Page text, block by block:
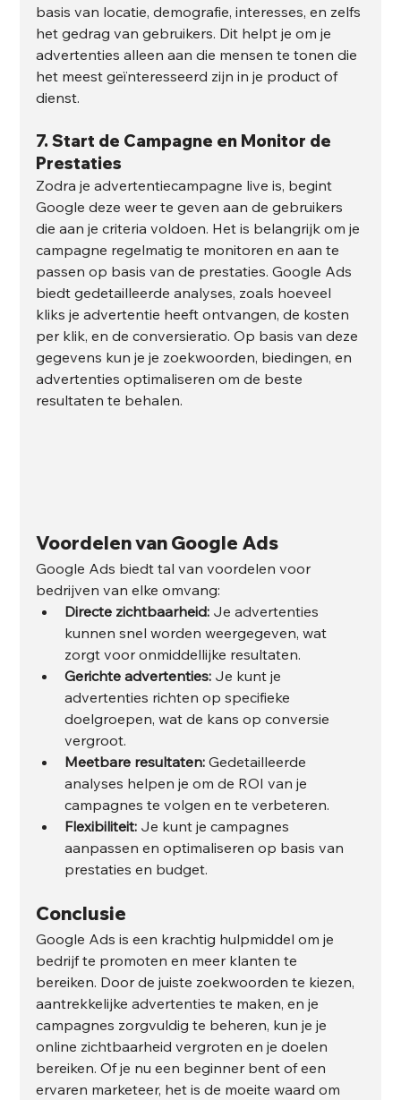
basis van locatie, demografie, interesses, en zelfs
het gedrag van gebruikers. Dit helpt je om je
advertenties alleen aan die mensen te tonen die
het meest geïnteresseerd zijn in je product of
dienst.
7. Start de Campagne en Monitor de
Prestaties
Zodra je advertentiecampagne live is, begint
Google deze weer te geven aan de gebruikers
die aan je criteria voldoen. Het is belangrijk om je
campagne regelmatig te monitoren en aan te
passen op basis van de prestaties. Google Ads
biedt gedetailleerde analyses, zoals hoeveel
kliks je advertentie heeft ontvangen, de kosten
per klik, en de conversieratio. Op basis van deze
gegevens kun je je zoekwoorden, biedingen, en
advertenties optimaliseren om de beste
resultaten te behalen.
Voordelen van Google Ads
Google Ads biedt tal van voordelen voor
bedrijven van elke omvang:
Directe zichtbaarheid: Je advertenties
kunnen snel worden weergegeven, wat
zorgt voor onmiddellijke resultaten.
Gerichte advertenties: Je kunt je
advertenties richten op specifieke
doelgroepen, wat de kans op conversie
vergroot.
Meetbare resultaten: Gedetailleerde
analyses helpen je om de ROI van je
campagnes te volgen en te verbeteren.
Flexibiliteit: Je kunt je campagnes
aanpassen en optimaliseren op basis van
prestaties en budget.
Conclusie
Google Ads is een krachtig hulpmiddel om je
bedrijf te promoten en meer klanten te
bereiken. Door de juiste zoekwoorden te kiezen,
aantrekkelijke advertenties te maken, en je
campagnes zorgvuldig te beheren, kun je je
online zichtbaarheid vergroten en je doelen
bereiken. Of je nu een beginner bent of een
ervaren marketeer, het is de moeite waard om